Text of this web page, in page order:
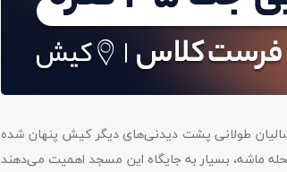
طولانی پشت دیدنی‌های دیگر کیش پنهان شده
ماشه، بسیار به جایگاه این مسجد اهمیت می‌دهند